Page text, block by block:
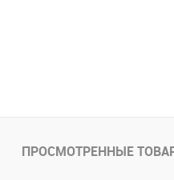
ПРОСМОТРЕННЫЕ